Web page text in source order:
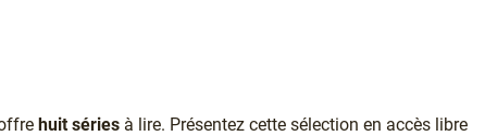
huit séries à lire. Présentez cette sélection en accès libre